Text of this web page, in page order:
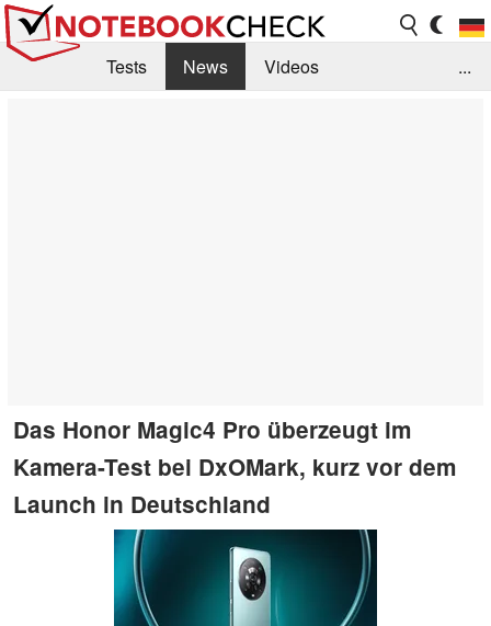
Tests News
Videos
...
Das Honor Magic4 Pro überzeugt im
Kamera-Test bei DxOMark, kurz vor dem
Launch in Deutschland